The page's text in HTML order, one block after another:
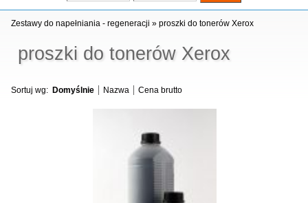
proszki do tonerów Xerox
Zestawy do napełniania - regeneracji »proszki do tonerów Xerox
Sortuj wg: Domyślnie Nazwa Cena brutto